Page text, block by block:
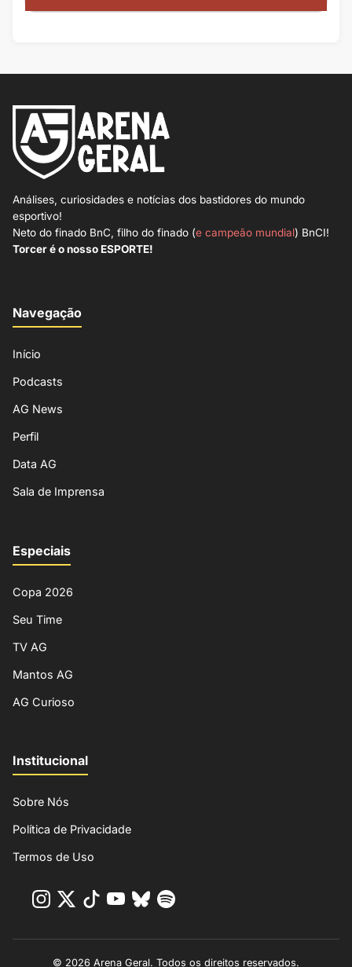
Análises, curiosidades e notícias dos bastidores do mundo
esportivo!
Neto do finado BnC, filho do finado (e campeão mundial) BnCI!
Torcer é o nosso ESPORTE!
Navegação
Início
Podcasts
AG News
Perfil
Data AG
Sala de Imprensa
Especiais
Copa 2026
Seu Time
TV AG
Mantos AG
AG Curioso
Institucional
Sobre Nós
Política de Privacidade
Termos de Uso
© 2026 Arena Geral. Todos os direitos reservados.